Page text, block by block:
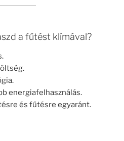
a fűtést klímával?
energiafelhasználás.
és fűtésre egyaránt.